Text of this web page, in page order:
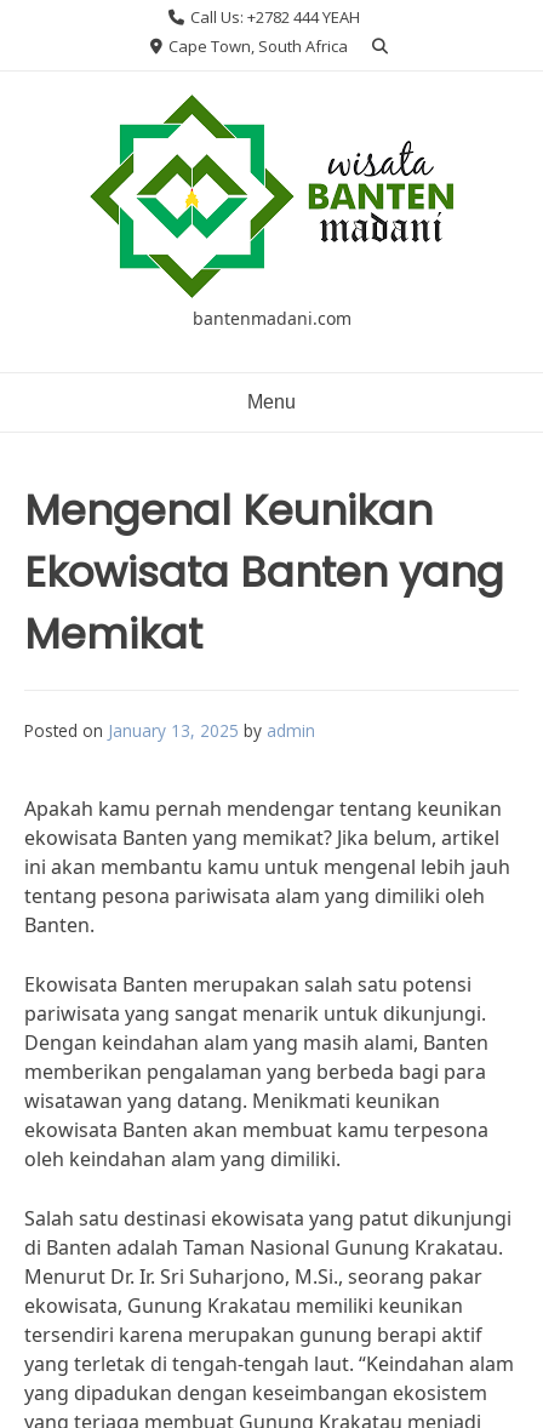
Call Us: +2782 444 YEAH
Cape Town, South Africa
bantenmadani.com
Menu
Mengenal Keunikan
Ekowisata Banten yang
Memikat
Posted on January 13, 2025 by admin
Apakah kamu pernah mendengar tentang keunikan
ekowisata Banten yang memikat? Jika belum, artikel
ini akan membantu kamu untuk mengenal lebih jauh
tentang pesona pariwisata alam yang dimiliki oleh
Banten.
Ekowisata Banten merupakan salah satu potensi
pariwisata yang sangat menarik untuk dikunjungi.
Dengan keindahan alam yang masih alami, Banten
memberikan pengalaman yang berbeda bagi para
wisatawan yang datang. Menikmati keunikan
ekowisata Banten akan membuat kamu terpesona
oleh keindahan alam yang dimiliki.
Salah satu destinasi ekowisata yang patut dikunjungi
di Banten adalah Taman Nasional Gunung Krakatau.
Menurut Dr. Ir. Sri Suharjono, M.Si., seorang pakar
ekowisata, Gunung Krakatau memiliki keunikan
tersendiri karena merupakan gunung berapi aktif
yang terletak di tengah-tengah laut. “Keindahan alam
yang dipadukan dengan keseimbangan ekosistem
yang terjaga membuat Gunung Krakatau menjadi